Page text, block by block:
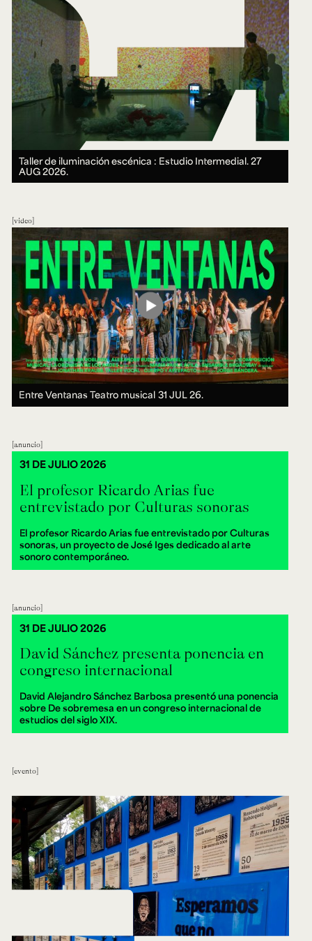
Taller de iluminación escénica : Estudio Intermedial.27
AUG 2026.
video
Entre Ventanas Teatro musical 31 JUL 26.
anuncio
El profesor Ricardo Arias fue
entrevistado por Culturas sonoras
El profesor Ricardo Arias fue entrevistado por Culturas
sonoras, un proyecto de José Iges dedicado al arte
sonoro contemporáneo.
31 DE JULIO 2026
anuncio
David Sánchez presenta ponencia en
congreso internacional
David Alejandro Sánchez Barbosa presentó una ponencia
sobre De sobremesa en un congreso internacional de
estudios del siglo XIX.
31 DE JULIO 2026
evento